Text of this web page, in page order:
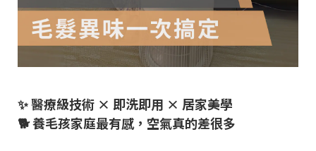
✨ 醫療級技術 × 即洗即用 × 居家美學
🐕 養毛孩家庭最有感，空氣真的差很多